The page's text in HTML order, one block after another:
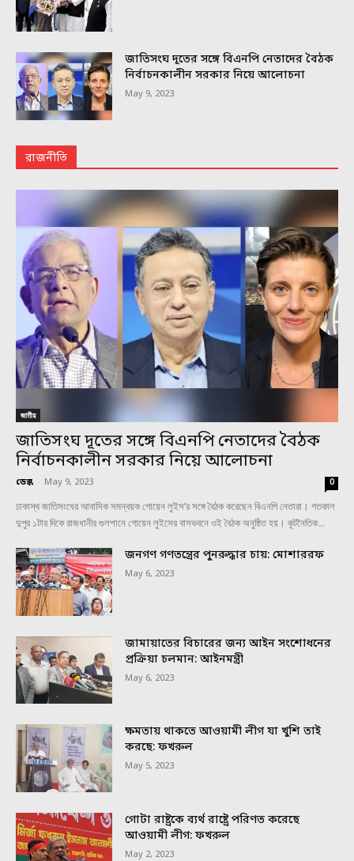
জাতিসংঘ দূতের সঙ্গে বিএনপি নেতাদের বৈঠক
নির্বাচনকালীন সরকার নিয়ে আলোচনা
May 9, 2023
রাজনীতি
জাতীয়
জাতিসংঘ দূতের সঙ্গে বিএনপি নেতাদের বৈঠক
নির্বাচনকালীন সরকার নিয়ে আলোচনা
ডেস্ক - May 9, 2023 0
ঢাকাস্থ জাতিসংঘের আবাসিক সমন্বয়ক গোয়েন লুইস’র সঙ্গে বৈঠক করেছেন বিএনপি নেতারা। গতকাল
দুপুর ১টার দিকে রাজধানীর গুলশানে গোয়েন লুইসের বাসভবনে ওই বৈঠক অনুষ্ঠিত হয়। কূটনৈতিক...
জনগণ গণতন্ত্রের পুনরুদ্ধার চায়: মোশাররফ
May 6, 2023
জামায়াতের বিচারের জন্য আইন সংশোধনের
প্রক্রিয়া চলমান: আইনমন্ত্রী
May 6, 2023
ক্ষমতায় থাকতে আওয়ামী লীগ যা খুশি তাই
করছে: ফখরুল
May 5, 2023
গোটা রাষ্ট্রকে ব্যর্থ রাষ্ট্রে পরিণত করেছে
আওয়ামী লীগ: ফখরুল
May 2, 2023